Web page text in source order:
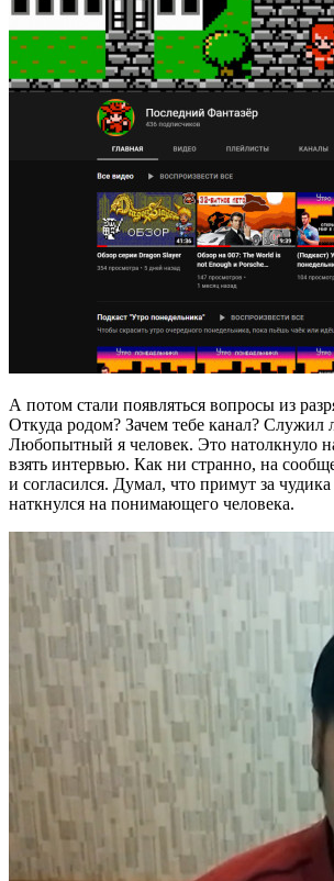
А потом стали появляться вопросы из
Откуда родом? Зачем тебе канал? Служил
Любопытный я человек. Это натолкнуло
взять интервью. Как ни странно, на
и согласился. Думал, что примут за
наткнулся на понимающего человека.